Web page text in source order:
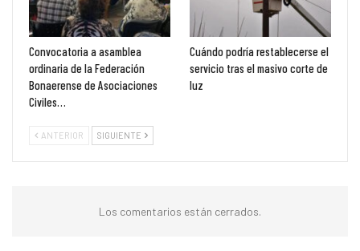
Convocatoria a asamblea
ordinaria de la Federación
Bonaerense de Asociaciones
Civiles…
Cuándo podría restablecerse el
servicio tras el masivo corte de
luz
ANTERIOR SIGUIENTE
Los comentarios están cerrados.